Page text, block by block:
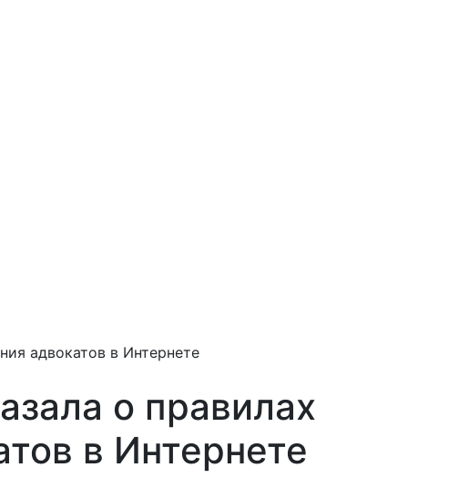
адвокатов в Интернете
о правилах
в Интернете